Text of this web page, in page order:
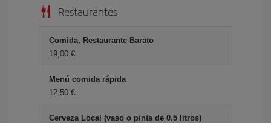
Restaurantes
Comida, Restaurante Barato
19,00 €
Menú comida rápida
12,50 €
Cerveza Local (vaso o pinta de 0.5 litros)